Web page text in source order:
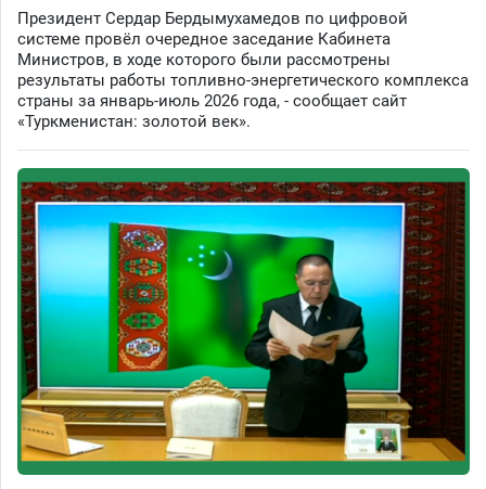
Президент Сердар Бердымухамедов по цифровой
системе провёл очередное заседание Кабинета
Министров, в ходе которого были рассмотрены
результаты работы топливно-энергетического комплекса
страны за январь-июль 2026 года, - сообщает сайт
«Туркменистан: золотой век».